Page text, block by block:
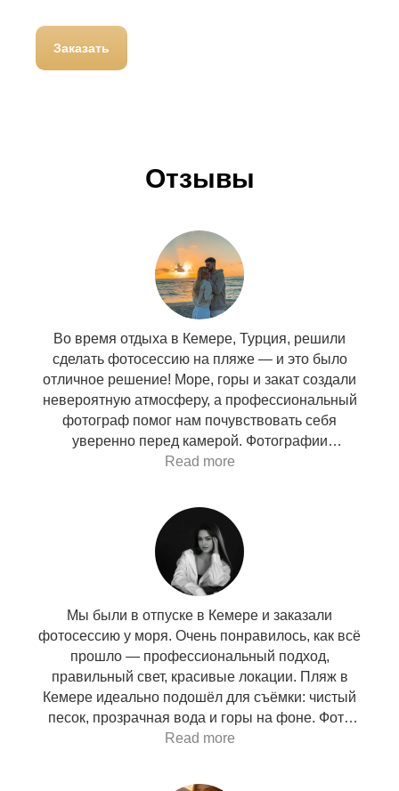
Заказать
Отзывы
Во время отдыха в Кемере, Турция, решили
сделать фотосессию на пляже — и это было
отличное решение! Море, горы и закат создали
невероятную атмосферу, а профессиональный
фотограф помог нам почувствовать себя
уверенно перед камерой. Фотографии
получились очень тёплые и живые, теперь это
Read more
Мы были в отпуске в Кемере и заказали
фотосессию у моря. Очень понравилось, как всё
прошло — профессиональный подход,
правильный свет, красивые локации. Пляж в
Кемере идеально подошёл для съёмки: чистый
песок, прозрачная вода и горы на фоне. Фото
вышли просто сказочные!
Read more